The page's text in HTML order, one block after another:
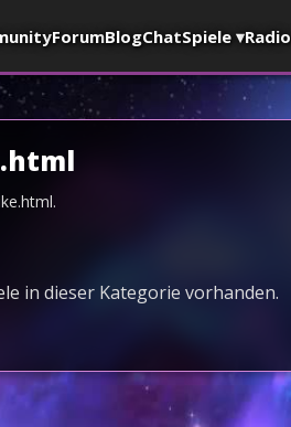
ForumBlogChatSpiele ▾Radio
.
in dieser Kategorie vorhanden.